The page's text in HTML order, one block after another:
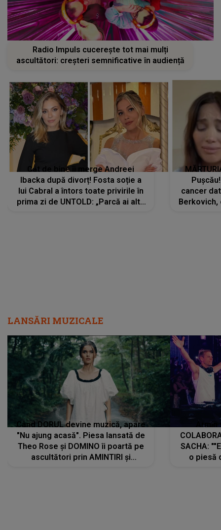
Radio Impuls cucerește tot mai mulți
ascultători: creșteri semnificative în audiență
Cât de bine îi merge Andreei
Ibacka după divorț! Fosta soție a
lui Cabral a întors toate privirile în
prima zi de UNTOLD: „Parcă ai altă
cancer
Berkovich,
LANSĂRI MUZICALE
Când DORUL devine muzică, apare
"Nu ajung acasă". Piesa lansată de
Theo Rose și DOMINO îi poartă pe
ascultători prin AMINTIRI și
SACHA:
o piesă